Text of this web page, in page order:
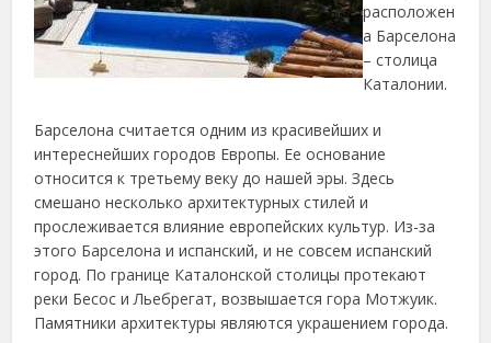
расположен
а Барселона
– столица
Каталонии.
Барселона считается одним из красивейших и
интереснейших городов Европы. Ее основание
относится к третьему веку до нашей эры. Здесь
смешано несколько архитектурных стилей и
прослеживается влияние европейских культур. Из-за
этого Барселона и испанский, и не совсем испанский
город. По границе Каталонской столицы протекают
реки Бесос и Льебрегат, возвышается гора Мотжуик.
Памятники архитектуры являются украшением города.